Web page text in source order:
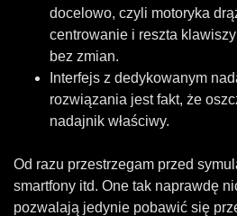
docelowo, czyli motoryka
centrowanie i reszta
bez zmian.
Interfejs z dedykowanym
rozwiązania jest fakt, że
nadajnik właściwy.
Od razu przestrzegam przed
smartfony itd. One tak naprawdę
pozwalają jedynie pobawić się